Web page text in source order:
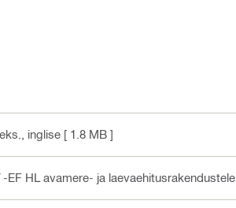
, inglise [ 1.8 MB ]
HL avamere- ja laevaehitusrakendustele.